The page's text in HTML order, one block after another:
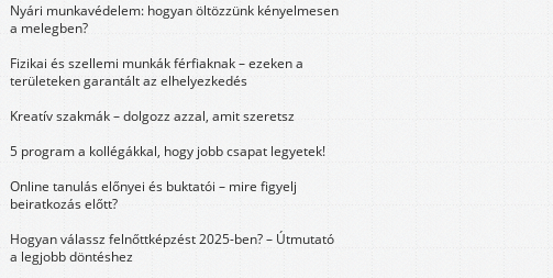
Nyári munkavédelem: hogyan öltözzünk kényelmesen
a melegben?
Fizikai és szellemi munkák férfiaknak – ezeken a
területeken garantált az elhelyezkedés
Kreatív szakmák – dolgozz azzal, amit szeretsz
5 program a kollégákkal, hogy jobb csapat legyetek!
Online tanulás előnyei és buktatói – mire figyelj
beiratkozás előtt?
Hogyan válassz felnőttképzést 2025-ben? – Útmutató
a legjobb döntéshez